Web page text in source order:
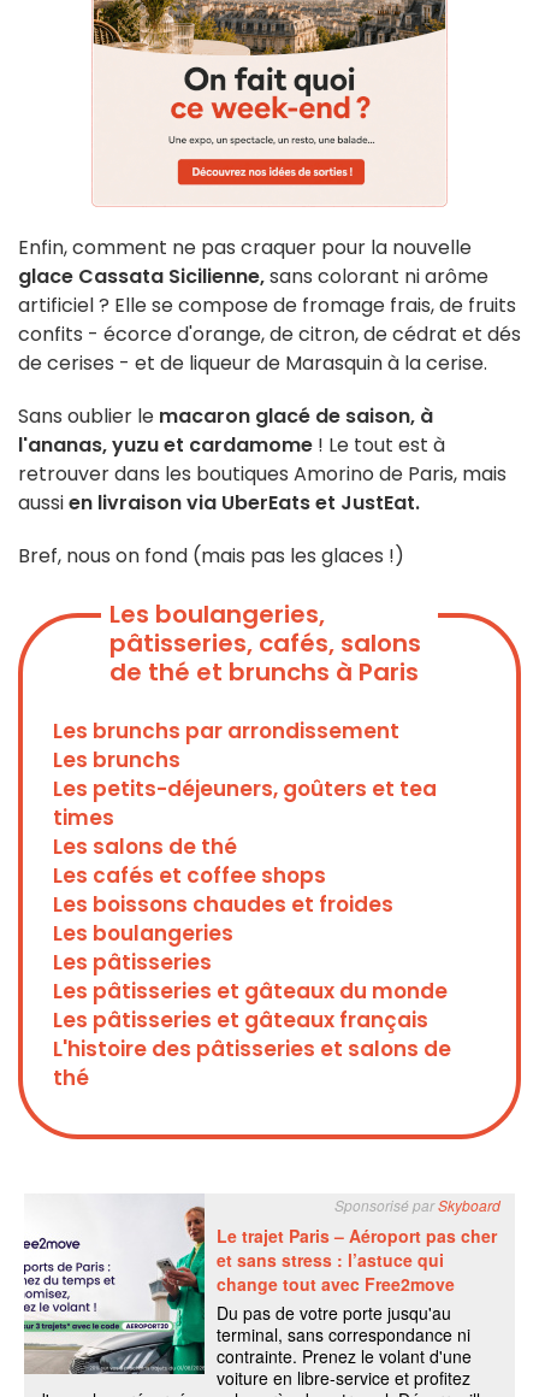
Enfin, comment ne pas craquer pour la nouvelle
glace Cassata Sicilienne,sans colorant ni arôme
artificiel ? Elle se compose de fromage frais, de fruits
confits - écorce d'orange, de citron, de cédrat et dés
de cerises - et de liqueur de Marasquin à la cerise.
Sans oublier le macaron glacé de saison, à
l'ananas, yuzu et cardamome ! Le tout est à
retrouver dans les boutiques Amorino de Paris, mais
aussien livraison via UberEats et JustEat.
Bref, nous on fond (mais pas les glaces !)
Les boulangeries,
pâtisseries, cafés, salons
de thé et brunchs à Paris
Les brunchs par arrondissement
Les brunchs
Les petits-déjeuners, goûters et tea
times
Les salons de thé
Les cafés et coffee shops
Les boissons chaudes et froides
Les boulangeries
Les pâtisseries
Les pâtisseries et gâteaux du monde
Les pâtisseries et gâteaux français
L'histoire des pâtisseries et salons de
thé